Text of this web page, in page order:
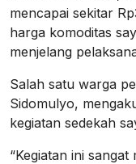
mencapai sekitar
harga komoditas
menjelang
Salah satu warga
Sidomulyo,
kegiatan sedekah
“Kegiatan ini